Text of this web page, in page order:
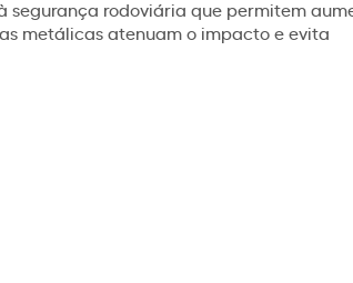
segurança rodoviária que permitem
metálicas atenuam o impacto e evita